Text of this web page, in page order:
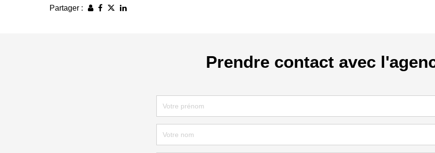
Partager :
Prendre contact avec